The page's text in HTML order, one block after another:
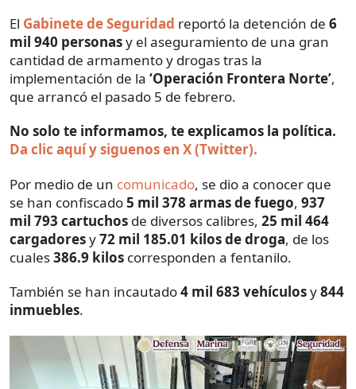
El Gabinete de Seguridad reportó la detención de 6
mil 940 personasy el aseguramiento de una gran
cantidad de armamento y drogas tras la
implementación de la ‘Operación Frontera Norte’,
que arrancó el pasado 5 de febrero.
No solo te informamos, te explicamos la política.
Da clic aquí y siguenos en X (Twitter).
Por medio de un comunicado, se dio a conocer que
se han confiscado5 mil 378 armas de fuego, 937
mil 793 cartuchos de diversos calibres, 25 mil 464
cargadoresy72 mil 185.01 kilos de droga, de los
cuales386.9 kilos corresponden a fentanilo.
También se han incautado4 mil 683 vehículosy844
inmuebles.